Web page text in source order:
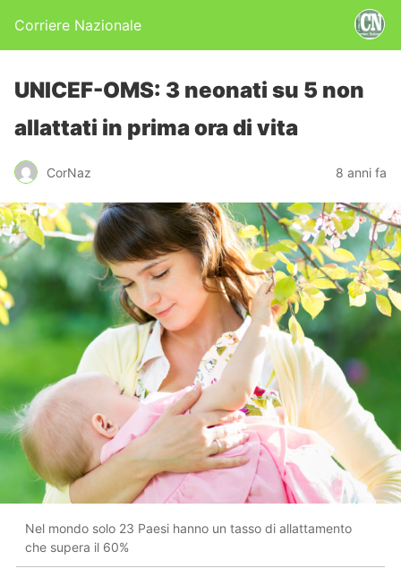
Corriere Nazionale
UNICEF-OMS: 3 neonati su 5 non
allattati in prima ora di vita
CorNaz 8 anni fa
Nel mondo solo 23 Paesi hanno un tasso di allattamento
che supera il 60%